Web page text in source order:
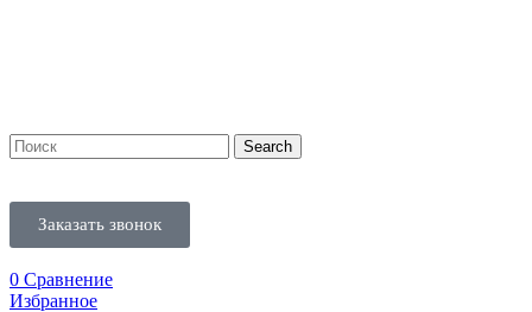
Search
Заказать звонок
0 Сравнение
Избранное